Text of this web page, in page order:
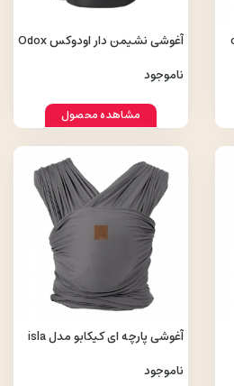
آغوشی نشیمن دار اودوکس Odox
ناموجود
مشاهده محصول
آغوشی پارچه ای کیکابو مدل isla
ناموجود